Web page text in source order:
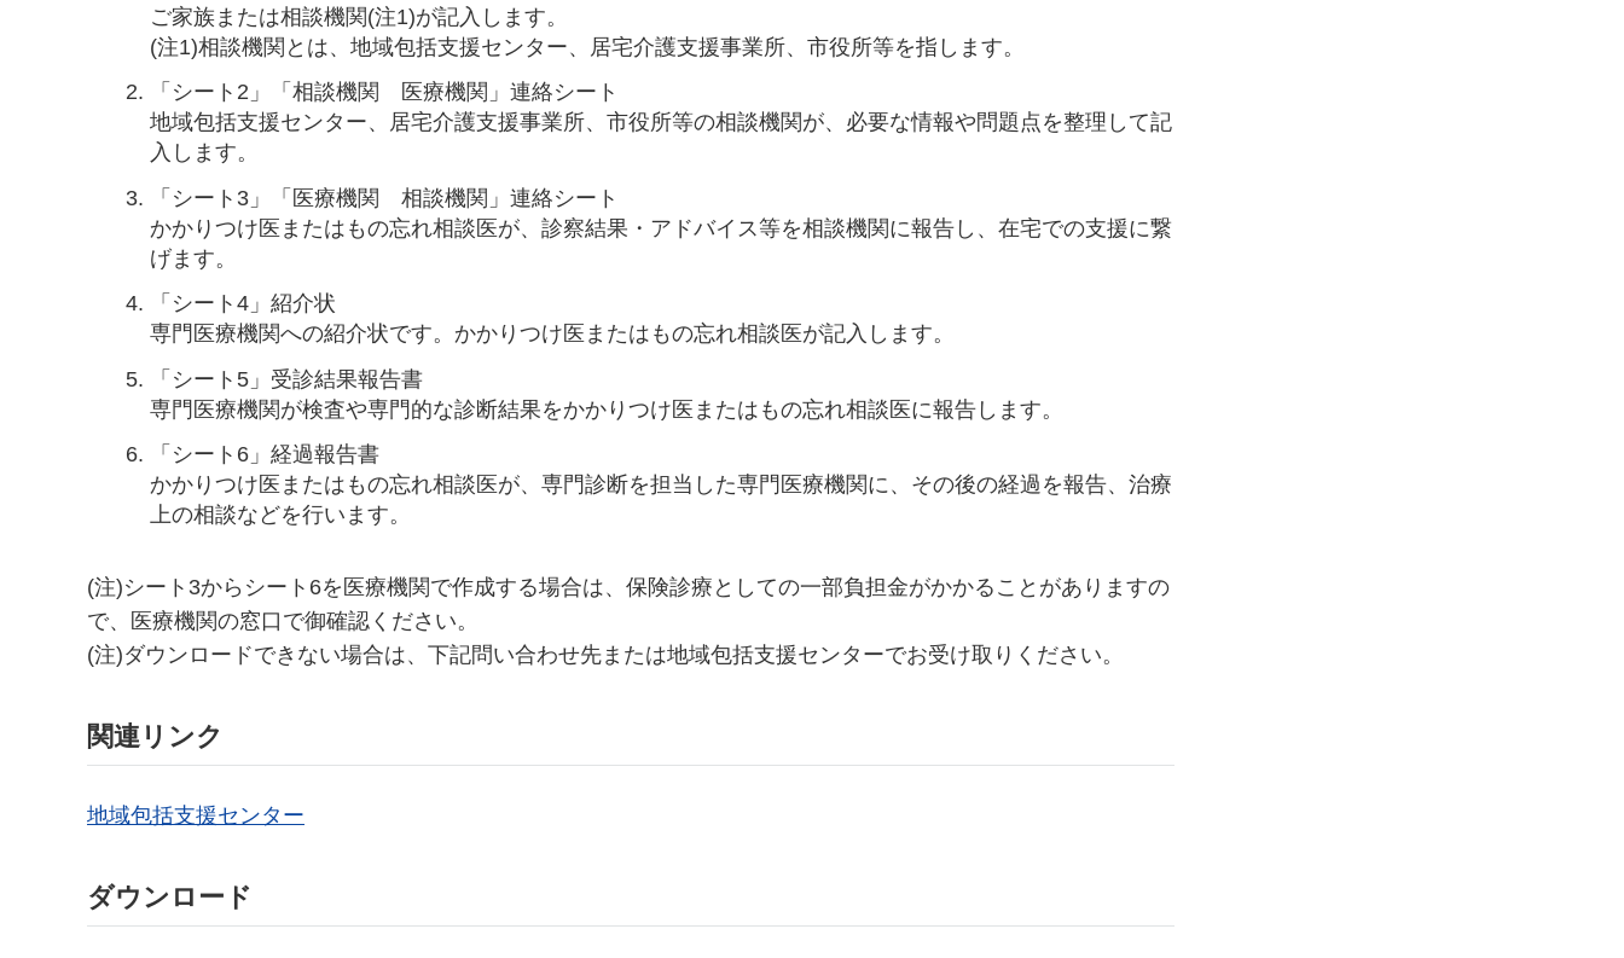
ご家族または相談機関(注1)が記入します。
(注1)相談機関とは、地域包括支援センター、居宅介護支援事業所、市役所等を指します。
「シート2」「相談機関 医療機関」連絡シート
地域包括支援センター、居宅介護支援事業所、市役所等の相談機関が、必要な情報や問題点を整理して記
入します。
「シート3」「医療機関 相談機関」連絡シート
かかりつけ医またはもの忘れ相談医が、診察結果・アドバイス等を相談機関に報告し、在宅での支援に繋
げます。
「シート4」紹介状
専門医療機関への紹介状です。かかりつけ医またはもの忘れ相談医が記入します。
「シート5」受診結果報告書
専門医療機関が検査や専門的な診断結果をかかりつけ医またはもの忘れ相談医に報告します。
「シート6」経過報告書
かかりつけ医またはもの忘れ相談医が、専門診断を担当した専門医療機関に、その後の経過を報告、治療
上の相談などを行います。
(注)シート3からシート6を医療機関で作成する場合は、保険診療としての一部負担金がかかることがありますの
で、医療機関の窓口で御確認ください。
(注)ダウンロードできない場合は、下記問い合わせ先または地域包括支援センターでお受け取りください。
関連リンク
地域包括支援センター
ダウンロード